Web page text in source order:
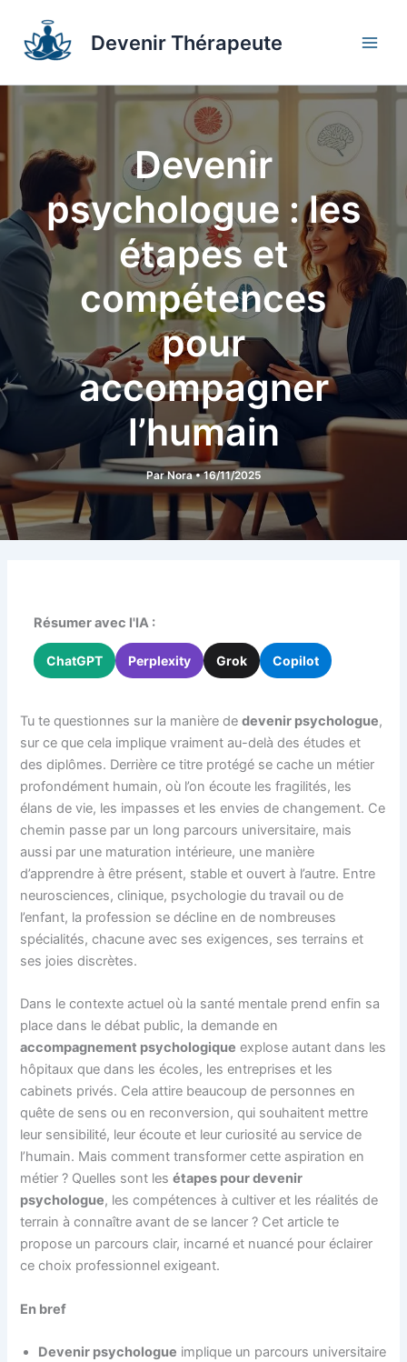
contenu
Devenir Thérapeute
Devenir
psychologue : les
étapes et
compétences
pour
accompagner
l’humain
ParNora•16/11/2025
Résumer avec l'IA :
ChatGPT Perplexity Grok Copilot
Tu te questionnes sur la manière dedevenir psychologue,
sur ce que cela implique vraiment au-delà des études et
des diplômes. Derrière ce titre protégé se cache un métier
profondément humain, où l’on écoute les fragilités, les
élans de vie, les impasses et les envies de changement. Ce
chemin passe par un long parcours universitaire, mais
aussi par une maturation intérieure, une manière
d’apprendre à être présent, stable et ouvert à l’autre. Entre
neurosciences, clinique, psychologie du travail ou de
l’enfant, la profession se décline en de nombreuses
spécialités, chacune avec ses exigences, ses terrains et
ses joies discrètes.
Dans le contexte actuel où la santé mentale prend enfin sa
place dans le débat public, la demande en
accompagnement psychologique explose autant dans les
hôpitaux que dans les écoles, les entreprises et les
cabinets privés. Cela attire beaucoup de personnes en
quête de sens ou en reconversion, qui souhaitent mettre
leur sensibilité, leur écoute et leur curiosité au service de
l’humain. Mais comment transformer cette aspiration en
métier ? Quelles sont lesétapes pour devenir
psychologue, les compétences à cultiver et les réalités de
terrain à connaître avant de se lancer ? Cet article te
propose un parcours clair, incarné et nuancé pour éclairer
ce choix professionnel exigeant.
En bref
Devenir psychologue implique un parcours universitaire